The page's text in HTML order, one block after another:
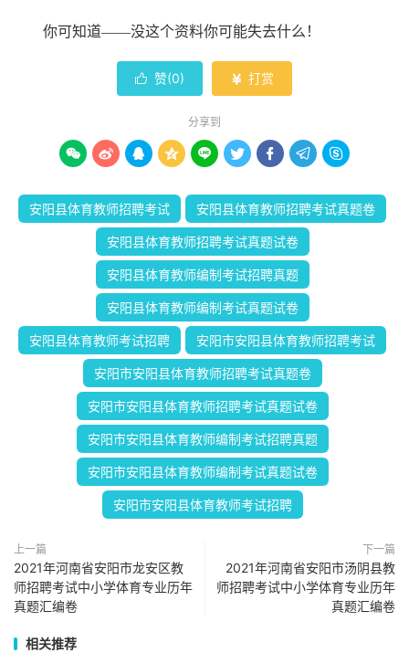
你可知道——没这个资料你可能失去什么 ！
 赞(0)  打赏
分享到
        
安阳县体育教师招聘考试 安阳县体育教师招聘考试真题卷
安阳县体育教师招聘考试真题试卷
安阳县体育教师编制考试招聘真题
安阳县体育教师编制考试真题试卷
安阳县体育教师考试招聘 安阳市安阳县体育教师招聘考试
安阳市安阳县体育教师招聘考试真题卷
安阳市安阳县体育教师招聘考试真题试卷
安阳市安阳县体育教师编制考试招聘真题
安阳市安阳县体育教师编制考试真题试卷
安阳市安阳县体育教师考试招聘
上一篇
2021年河南省安阳市龙安区教
师招聘考试中小学体育专业历年
真题汇编卷
下一篇
2021年河南省安阳市汤阴县教
师招聘考试中小学体育专业历年
真题汇编卷
相关推荐